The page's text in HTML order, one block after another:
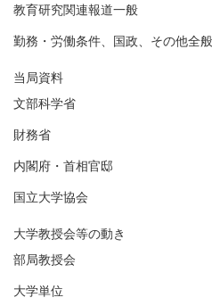
教育研究関連報道一般
勤務・労働条件、国政、その他全般
当局資料
文部科学省
財務省
内閣府・首相官邸
国立大学協会
大学教授会等の動き
部局教授会
大学単位